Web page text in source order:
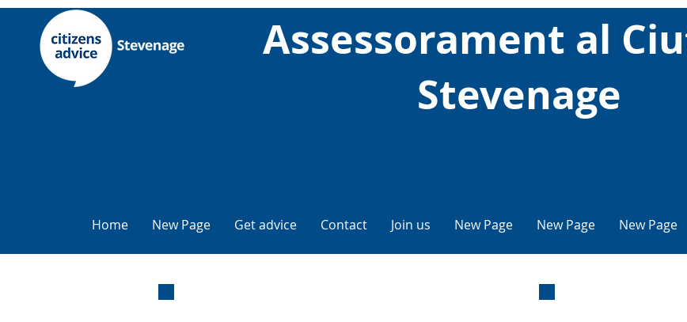
Assessorament al
Stevenage
Home New Page Get advice Contact Join us New Page New Page New Page